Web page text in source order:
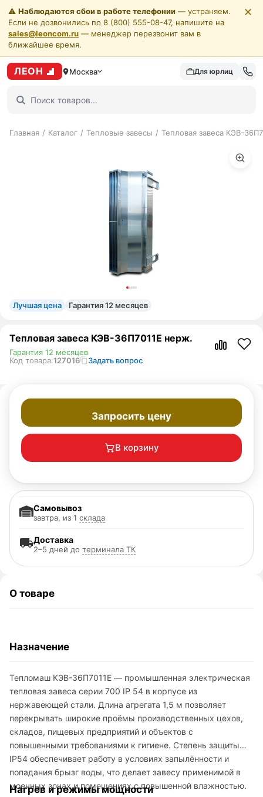
⚠️ Наблюдаются сбои в работе телефонии — устраняем.
Если не дозвонились по 8 (800) 555-08-47, напишите на
sales@leoncom.ru — менеджер перезвонит вам в
ближайшее время.
✕
ЛЕОН Москва Для юрлиц
Главная / Каталог / Тепловые завесы / Тепловая завеса КЭВ-
Лучшая цена Гарантия 12 месяцев
Тепловая завеса КЭВ-36П7011E нерж.
Код товара:127016 Задать вопрос
Гарантия 12 месяцев
Запросить цену
В корзину
Доставка
2–5 дней до терминала ТК
Самовывоз
завтра, из 1 склада
О товаре
Назначение
Тепломаш КЭВ-36П7011E — промышленная электрическая
тепловая завеса серии 700 IP 54 в корпусе из
нержавеющей стали. Длина агрегата 1,5 м позволяет
перекрывать широкие проёмы производственных цехов,
складов, пищевых предприятий и объектов с
повышенными требованиями к гигиене. Степень защиты
IP54 обеспечивает работу в условиях запылённости и
попадания брызг воды, что делает завесу применимой в
моечных зонах и помещениях с повышенной влажностью.
Нагрев и режимы мощности